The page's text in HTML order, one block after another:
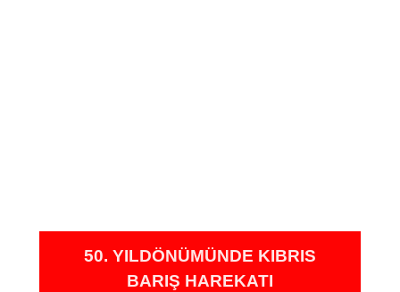
50. YILDÖNÜMÜNDE KIBRIS
BARIŞ HAREKATI